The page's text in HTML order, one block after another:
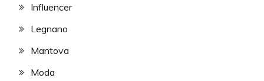
Influencer
Legnano
Mantova
Moda